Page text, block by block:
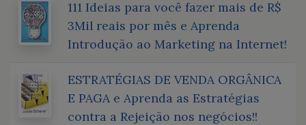
111 Ideias para você fazer mais de R$
3Mil reais por mês e Aprenda
Introdução ao Marketing na Internet!
ESTRATÉGIAS DE VENDA ORGÂNICA
E PAGA e Aprenda as Estratégias
contra a Rejeição nos negócios!!